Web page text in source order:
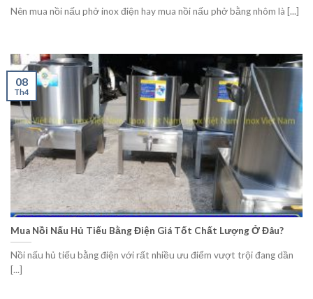
Nên mua nồi nấu phở inox điện hay mua nồi nấu phở bằng nhôm là [...]
Mua Nồi Nấu Hủ Tiếu Bằng Điện Giá Tốt Chất Lượng Ở Đâu?
Nồi nấu hủ tiếu bằng điện với rất nhiều ưu điểm vượt trội đang dần
[...]
08
Th4